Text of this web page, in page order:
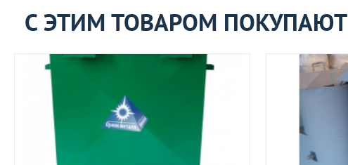
С ЭТИМ ТОВАРОМ ПОКУПАЮТ